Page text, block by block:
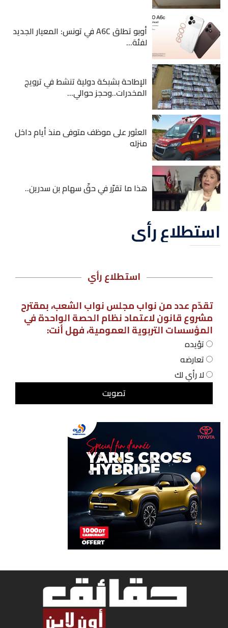
أوبو تطلق A6C في تونس: المعيار الجديد
لفئة...
الإطاحة بشبكة دولية تنشط في ترويج
المخدرات..وحجز حوالي...
العثور على موظف متوفى منذ أيام داخل
منزله
هذا ما تقرّر في حقّ سهام بن سدرين..
استطلاع رأي
استطلاع رأي
تقدّم عدد من نواب مجلس نواب الشعب، بمقترح
مشروع قانون لاعتماد نظام الحصة الواحدة في
المؤسسات التربوية العمومية، فهل أنت:
تؤيده
تعارضه
لا رأي لك